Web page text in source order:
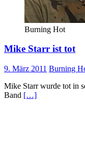
Burning Hot
Mike Starr ist tot
9. März 2011 Burning
Mike Starr wurde tot in
Band […]